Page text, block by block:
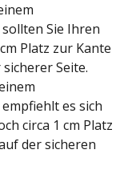
Sie Ihren
Platz zur Kante
Seite.
es sich
circa 1 cm Platz
der sicheren